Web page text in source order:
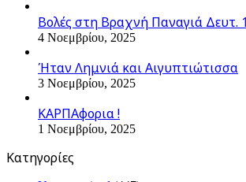
Βολές στη Βραχνή Παναγιά Δευτ. 1
4 Νοεμβρίου, 2025
Ήταν Λημνιά και Αιγυπτιώτισσα
3 Νοεμβρίου, 2025
ΚΑΡΠΑφορια !
1 Νοεμβρίου, 2025
Kατηγορίες